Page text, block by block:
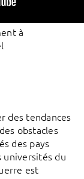
à
des tendances
obstacles
des pays
universités du
est